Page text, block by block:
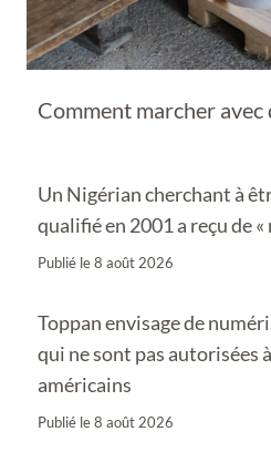
Comment marcher avec
Un Nigérian cherchant à
qualifié en 2001 a reçu de
Publié le8 août 2026
Toppan envisage de
qui ne sont pas autorisées
américains
Publié le8 août 2026